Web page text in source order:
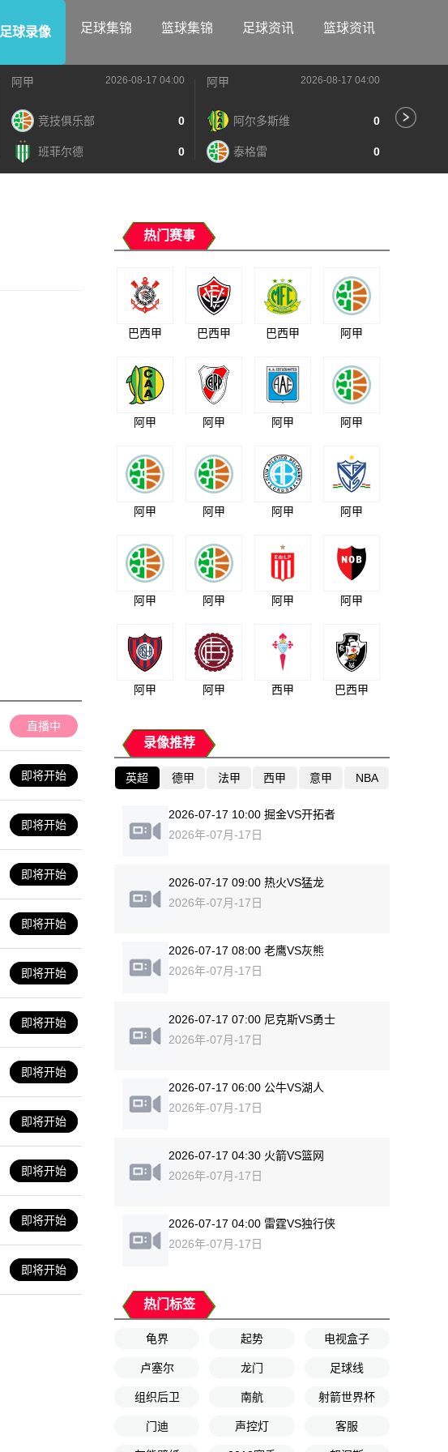
足球录像 足球集锦 篮球集锦 足球资讯 篮球资讯
阿甲 2026-08-17 04:00
竞技俱乐部 0
班菲尔德 0
阿甲 2026-08-17 04:00
阿尔多斯维 0
泰格雷 0
直播中
即将开始
即将开始
即将开始
即将开始
即将开始
即将开始
即将开始
即将开始
即将开始
即将开始
即将开始
热门赛事
巴西甲 巴西甲 巴西甲 阿甲
阿甲 阿甲 阿甲 阿甲
阿甲 阿甲 阿甲 阿甲
阿甲 阿甲 阿甲 阿甲
阿甲 阿甲 西甲 巴西甲
录像推荐
英超 德甲 法甲 西甲 意甲 NBA
2026-07-17 10:00 掘金VS开拓者
2026年-07月-17日
2026-07-17 09:00 热火VS猛龙
2026年-07月-17日
2026-07-17 08:00 老鹰VS灰熊
2026年-07月-17日
2026-07-17 07:00 尼克斯VS勇士
2026年-07月-17日
2026-07-17 06:00 公牛VS湖人
2026年-07月-17日
2026-07-17 04:30 火箭VS篮网
2026年-07月-17日
2026-07-17 04:00 雷霆VS独行侠
2026年-07月-17日
热门标签
龟界 起势 电视盒子
卢塞尔 龙门 足球线
组织后卫 南航 射箭世界杯
门迪 声控灯 客服